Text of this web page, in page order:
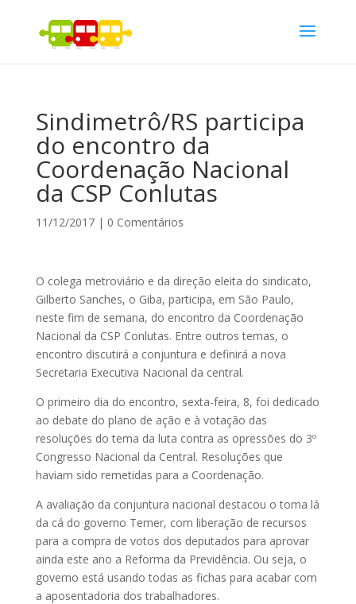
Sindimetrô/RS participa
do encontro da
Coordenação Nacional
da CSP Conlutas
11/12/2017| 0 Comentários
O colega metroviário e da direção eleita do sindicato,
Gilberto Sanches, o Giba, participa, em São Paulo,
neste fim de semana, do encontro da Coordenação
Nacional da CSP Conlutas. Entre outros temas, o
encontro discutirá a conjuntura e definirá a nova
Secretaria Executiva Nacional da central.
O primeiro dia do encontro, sexta-feira, 8, foi dedicado
ao debate do plano de ação e à votação das
resoluções do tema da luta contra as opressões do 3º
Congresso Nacional da Central. Resoluções que
haviam sido remetidas para a Coordenação.
A avaliação da conjuntura nacional destacou o toma lá
da cá do governo Temer, com liberação de recursos
para a compra de votos dos deputados para aprovar
ainda este ano a Reforma da Previdência. Ou seja, o
governo está usando todas as fichas para acabar com
a aposentadoria dos trabalhadores.